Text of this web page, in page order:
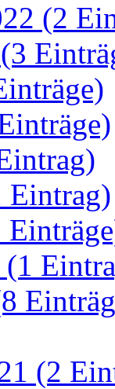
(2
(1
(2